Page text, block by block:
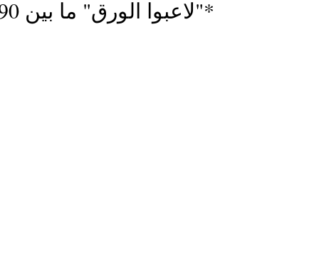
*"لاعبوا الورق" ما بين 1890و 1895